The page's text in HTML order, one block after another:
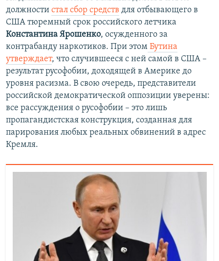
должности стал сбор средств для отбывающего в
США тюремный срок российского летчика
Константина Ярошенко, осужденного за
контрабанду наркотиков. При этом Бутина
утверждает, что случившееся с ней самой в США –
результат русофобии, доходящей в Америке до
уровня расизма. В свою очередь, представители
российской демократической оппозиции уверены:
все рассуждения о русофобии – это лишь
пропагандистская конструкция, созданная для
парирования любых реальных обвинений в адрес
Кремля.